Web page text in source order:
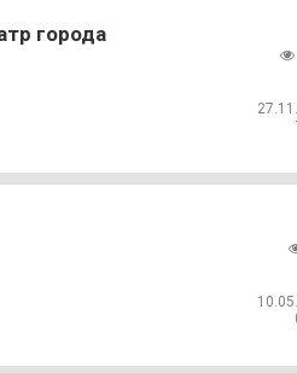
города